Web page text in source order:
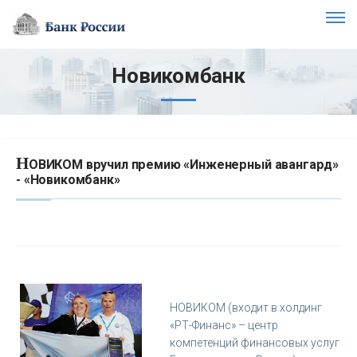
Новикомбанк
НОВИКОМ вручил премию «Инженерный авангард»
- «Новикомбанк»
НОВИКОМ (входит в холдинг
«РТ-Финанс» – центр
компетенций финансовых услуг